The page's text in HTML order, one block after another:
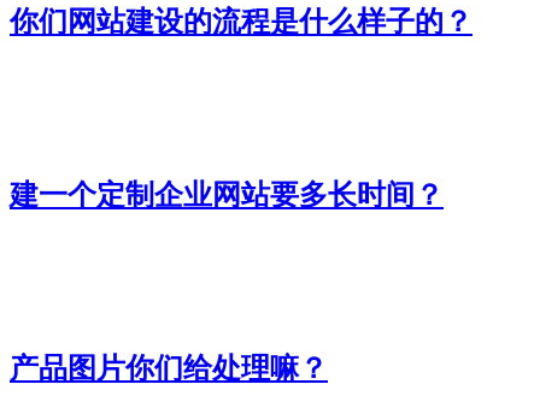
你们网站建设的流程是什么样子的？
建一个定制企业网站要多长时间？
产品图片你们给处理嘛？